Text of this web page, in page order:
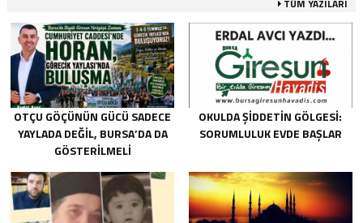
TÜM YAZILARI
OTÇU GÖÇÜNÜN GÜCÜ SADECE
YAYLADA DEĞIL, BURSA’DA DA
GÖSTERILMELI
OKULDA ŞIDDETIN GÖLGESI:
SORUMLULUK EVDE BAŞLAR